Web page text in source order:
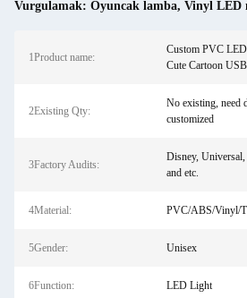
Vurgulamak: Oyuncak lamba, Vinyl LED
1Product name:
Custom PVC
Cute Cartoon
2Existing Qty:
No existing, need
customized
3Factory Audits:
Disney,
and etc.
4Material: PVC/ABS/Vinyl/
5Gender: Unisex
6Function: LED Light